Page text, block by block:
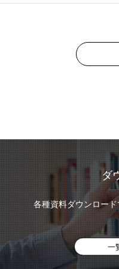
ダ
各種資料ダウンロー
一